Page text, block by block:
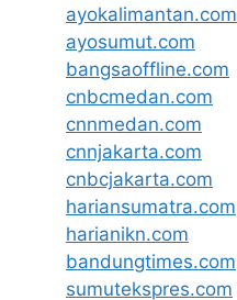
ayokalimantan.com
ayosumut.com
bangsaoffline.com
cnbcmedan.com
cnnmedan.com
cnnjakarta.com
cnbcjakarta.com
hariansumatra.com
harianikn.com
bandungtimes.com
sumutekspres.com